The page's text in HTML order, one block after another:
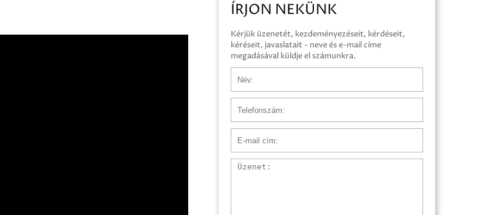
ÍRJON NEKÜNK
Kérjük üzenetét, kezdeményezéseit, kérdéseit,
kéréseit, javaslatait - neve és e-mail címe
megadásával küldje el számunkra.
Üzenet